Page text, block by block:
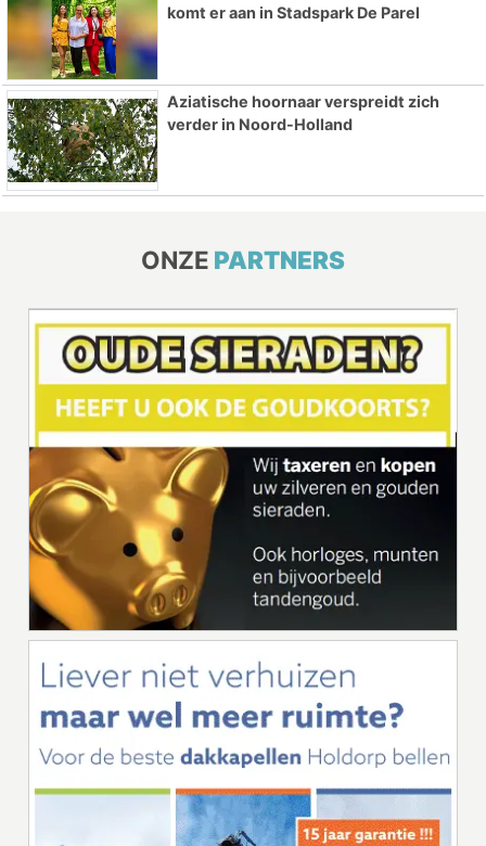
komt er aan in Stadspark De Parel
Aziatische hoornaar verspreidt zich
verder in Noord-Holland
ONZE PARTNERS